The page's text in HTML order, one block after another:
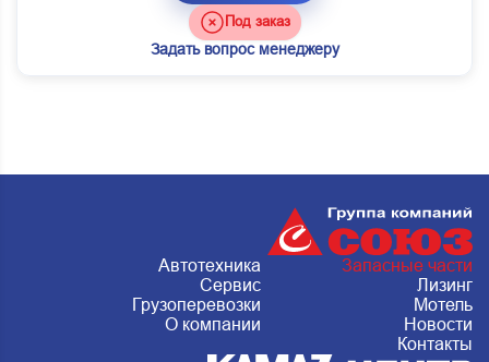
Под заказ
Задать вопрос менеджеру
Автотехника
Запасные части
Сервис
Лизинг
Грузоперевозки
Мотель
О компании
Новости
Контакты